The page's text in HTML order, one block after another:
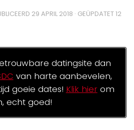
29 APRIL 2018 · GEÜPDATET12
datingsite dan
van harte aanbevelen,
goeie dates! Klik hierom
echt goed!